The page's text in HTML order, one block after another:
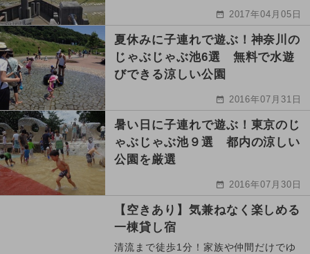
2017年04月05日
夏休みに子連れで遊ぶ！神奈川の
じゃぶじゃぶ池6選 無料で水遊
びできる涼しい公園
2016年07月31日
暑い日に子連れで遊ぶ！東京のじ
ゃぶじゃぶ池９選 都内の涼しい
公園を厳選
2016年07月30日
【空きあり】気兼ねなく楽しめる
一棟貸し宿
清流まで徒歩1分！家族や仲間だけでゆ